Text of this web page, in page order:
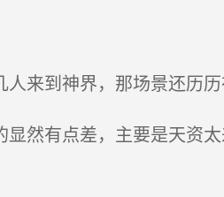
来到神界，那场景还历历
然有点差，主要是天资